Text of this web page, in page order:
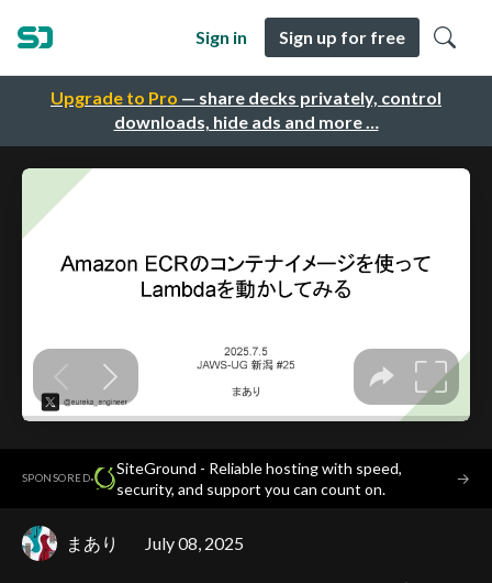
Upgrade to Pro — share decks privately, control
downloads, hide ads and more …
Sign in Sign up for free
SPONSORED·
SiteGround - Reliable hosting with speed,
security, and support you can count on.
→
まあり July 08, 2025